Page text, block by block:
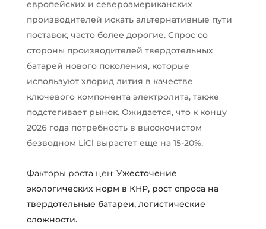
европейских и североамериканских
производителей искать альтернативные пути
поставок, часто более дорогие. Спрос со
стороны производителей твердотельных
батарей нового поколения, которые
используют хлорид лития в качестве
ключевого компонента электролита, также
подстегивает рынок. Ожидается, что к концу
2026 года потребность в высокочистом
безводном LiCl вырастет еще на 15-20%.
Факторы роста цен: Ужесточение
экологических норм в КНР, рост спроса на
твердотельные батареи, логистические
сложности.